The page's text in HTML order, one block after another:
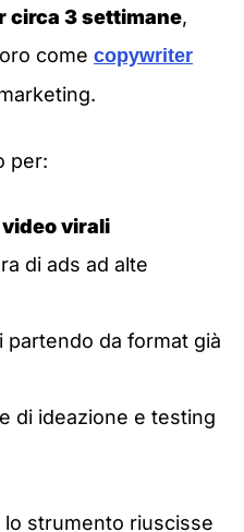
circa 3 settimane,
come copywriter
per:
virali
di ads ad alte
da format già
di ideazione e testing
lo strumento riuscisse